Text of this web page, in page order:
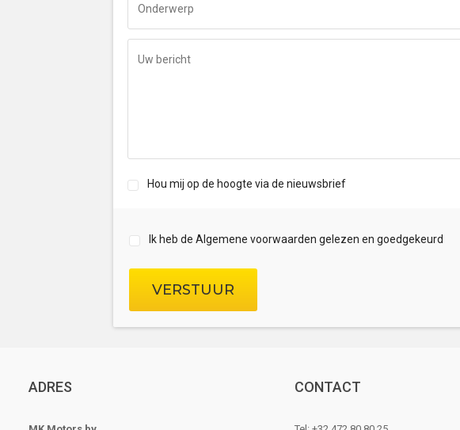
Hou mij op de hoogte via de nieuwsbrief
Ik heb de Algemene voorwaarden gelezen en goedgekeurd
VERSTUUR
ADRES CONTACT